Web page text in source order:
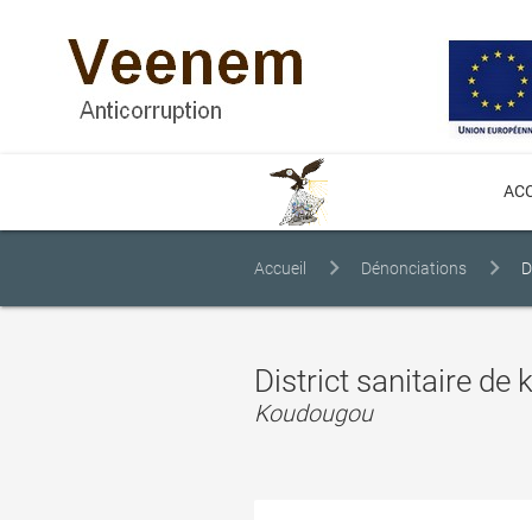
Accueil Dénonciations
District sanitaire de
Koudougou